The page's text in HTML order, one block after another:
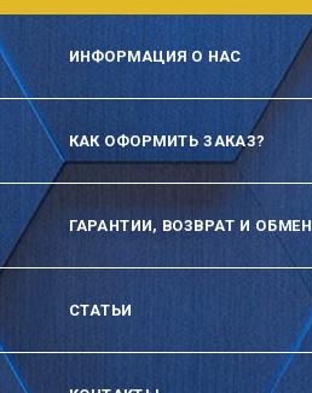
ИНФОРМАЦИЯ О НАС
КАК ОФОРМИТЬ ЗАКАЗ?
ГАРАНТИИ, ВОЗВРАТ И ОБМЕН
СТАТЬИ